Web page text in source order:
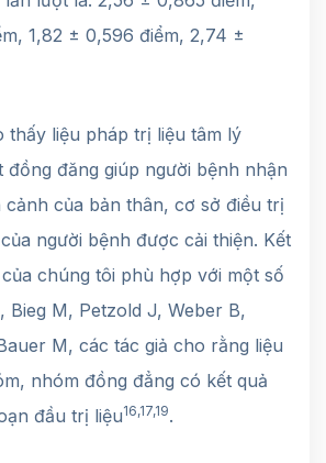
1,82 ± 0,596 điểm, 2,74 ±
thấy liệu pháp trị liệu tâm lý
đồng đăng giúp người bệnh nhận
của bản thân, cơ sở điều trị
người bệnh được cải thiện. Kết
chúng tôi phù hợp với một số
Bieg M, Petzold J, Weber B,
M, các tác giả cho rằng liệu
nhóm đồng đẳng có kết quả
đầu trị liệu16,17,19.